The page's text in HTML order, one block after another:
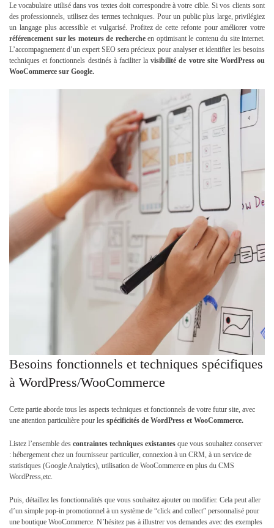
Le vocabulaire utilisé dans vos textes doit correspondre à votre cible. Si vos clients sont
des professionnels, utilisez des termes techniques. Pour un public plus large, privilégiez
un langage plus accessible et vulgarisé. Profitez de cette refonte pour améliorer votre
référencement sur les moteurs de rechercheen optimisant le contenu du site internet.
L’accompagnement d’un expert SEO sera précieux pour analyser et identifier les besoins
techniques et fonctionnels destinés à faciliter lavisibilité de votre site WordPress ou
WooCommerce sur Google.
Besoins fonctionnels et techniques spécifiques
à WordPress/WooCommerce
Cette partie aborde tous les aspects techniques et fonctionnels de votre futur site, avec
une attention particulière pour les spécificités de WordPress et WooCommerce.
Listez l’ensemble des contraintes techniques existantes que vous souhaitez conserver
: hébergement chez un fournisseur particulier, connexion à un CRM, à un service de
statistiques (Google Analytics), utilisation de WooCommerce en plus du CMS
WordPress,etc.
Puis, détaillez les fonctionnalités que vous souhaitez ajouter ou modifier. Cela peut aller
d’un simple pop-in promotionnel à un système de “click and collect” personnalisé pour
une boutique WooCommerce. N’hésitez pas à illustrer vos demandes avec des exemples